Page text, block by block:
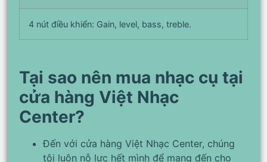
4 nút điều khiển: Gain, level, bass, treble.
Tại sao nên mua nhạc cụ tại
cửa hàng Việt Nhạc
Center?
Đến với cửa hàng Việt Nhạc Center, chúng
tôi luôn nỗ lực hết mình để mang đến cho